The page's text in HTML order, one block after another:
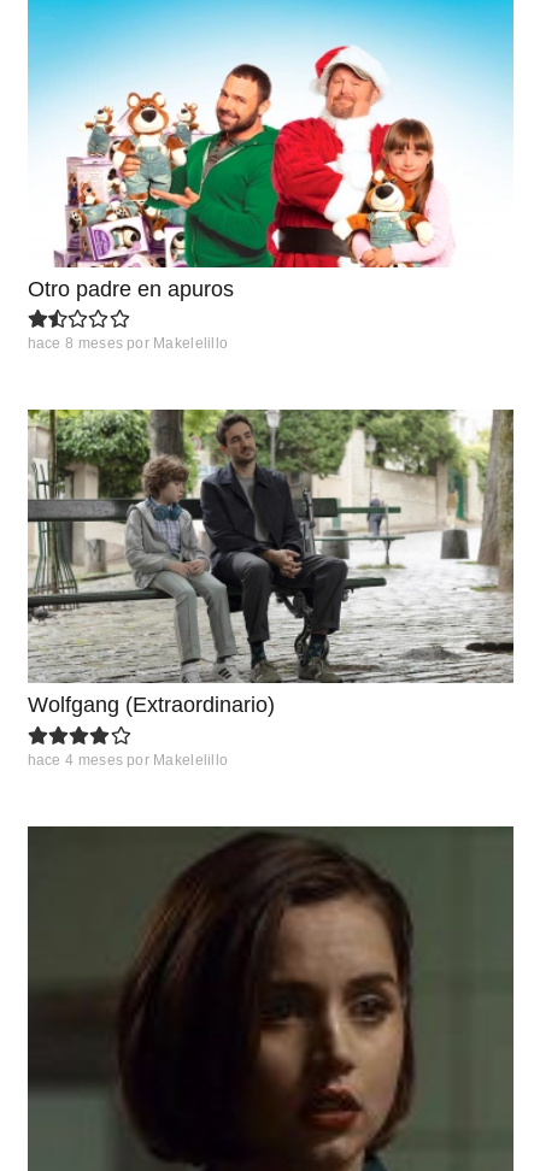
Otro padre en apuros
hace 8 meses por Makelelillo
Wolfgang (Extraordinario)
hace 4 meses por Makelelillo